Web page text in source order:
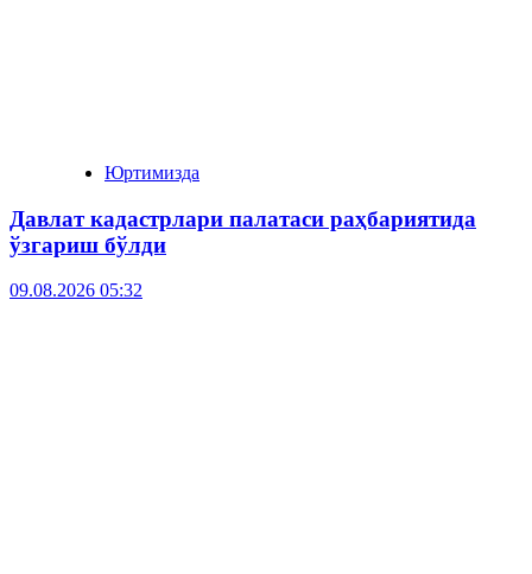
Юртимизда
Давлат кадастрлари палатаси раҳбариятида
ўзгариш бўлди
09.08.2026 05:32